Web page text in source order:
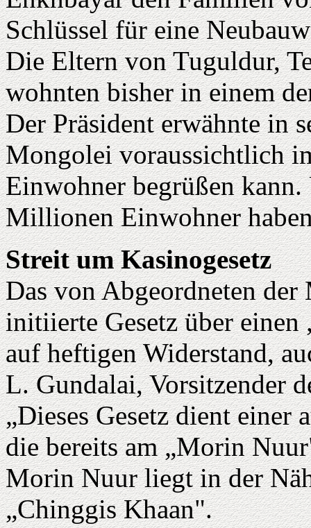
Schlüssel für eine
Die Eltern von Tuguldur,
wohnten bisher in einem
Der Präsident erwähnte in
Mongolei voraussichtlich
Einwohner begrüßen
Millionen Einwohner
Streit um Kasinogesetz
Das von Abgeordneten der
initiierte Gesetz über einen
auf heftigen Widerstand,
L. Gundalai, Vorsitzender
„Dieses Gesetz dient einer
die bereits am „Morin
Morin Nuur liegt in der
„Chinggis Khaan".